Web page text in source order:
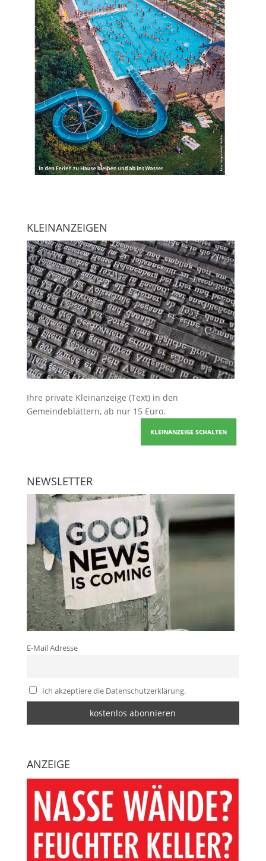
KLEINANZEIGEN
Ihre private Kleinanzeige (Text) in den
Gemeindeblättern, ab nur 15 Euro.
KLEINANZEIGE SCHALTEN
NEWSLETTER
E-Mail Adresse
Ich akzeptiere die Datenschutzerklärung.
ANZEIGE